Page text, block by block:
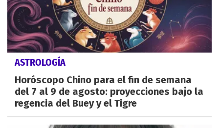
ASTROLOGÍA
Horóscopo Chino para el fin de semana
del 7 al 9 de agosto: proyecciones bajo la
regencia del Buey y el Tigre